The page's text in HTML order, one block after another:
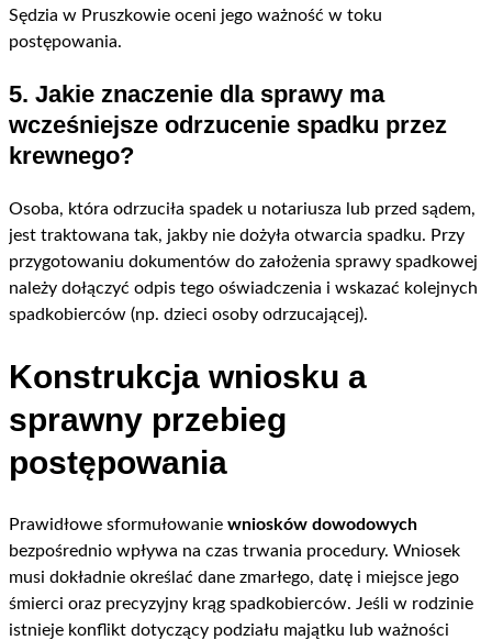
Sędzia w Pruszkowie oceni jego ważność w toku
postępowania.
5. Jakie znaczenie dla sprawy ma
wcześniejsze odrzucenie spadku przez
krewnego?
Osoba, która odrzuciła spadek u notariusza lub przed sądem,
jest traktowana tak, jakby nie dożyła otwarcia spadku. Przy
przygotowaniu dokumentów do założenia sprawy spadkowej
należy dołączyć odpis tego oświadczenia i wskazać kolejnych
spadkobierców (np. dzieci osoby odrzucającej).
Konstrukcja wniosku a
sprawny przebieg
postępowania
Prawidłowe sformułowanie wniosków dowodowych
bezpośrednio wpływa na czas trwania procedury. Wniosek
musi dokładnie określać dane zmarłego, datę i miejsce jego
śmierci oraz precyzyjny krąg spadkobierców. Jeśli w rodzinie
istnieje konflikt dotyczący podziału majątku lub ważności